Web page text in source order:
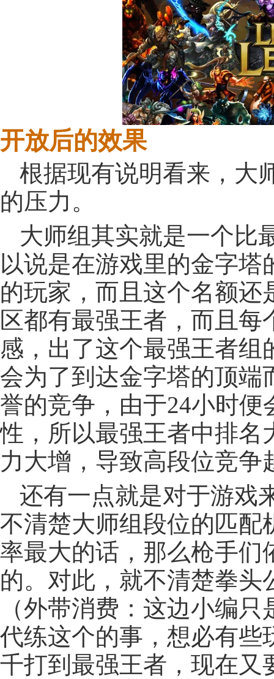
开放后的效果
根据现有说明看来，大
的压力。
大师组其实就是一个比
以说是在游戏里的金字
的玩家，而且这个名额
区都有最强王者，而且
感，出了这个最强王者组
会为了到达金字塔的顶端
誉的竞争，由于24小时
性，所以最强王者中排名
力大增，导致高段位竞争
还有一点就是对于游戏
不清楚大师组段位的匹配
率最大的话，那么枪手们
的。对此，就不清楚拳
（外带消费：这边小编
代练这个的事，想必有些
千打到最强王者，现在又